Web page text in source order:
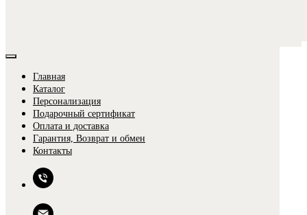
Главная
Каталог
Персонализация
Подарочный сертификат
Оплата и доставка
Гарантия, Возврат и обмен
Контакты